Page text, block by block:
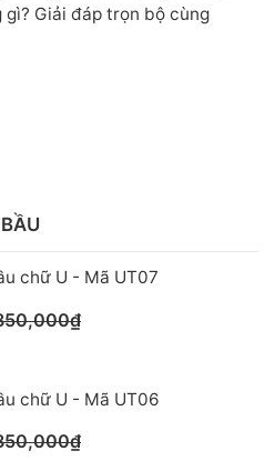
chữ U - Mã UT07
chữ U - Mã UT06
Giải đáp trọn bộ cùng